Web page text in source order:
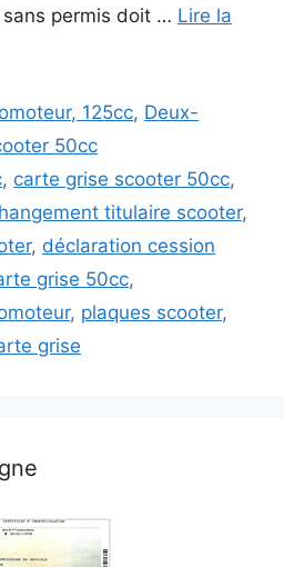
permis doit … Lire la
125cc, Deux-
50cc
, carte grise scooter 50cc,
titulaire scooter,
, déclaration cession
grise 50cc,
, plaques scooter,
grise